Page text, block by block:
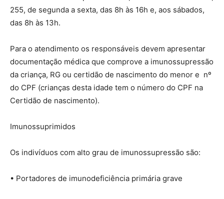
255, de segunda a sexta, das 8h às 16h e, aos sábados,
das 8h às 13h.
Para o atendimento os responsáveis devem apresentar
documentação médica que comprove a imunossupressão
da criança, RG ou certidão de nascimento do menor e nº
do CPF (crianças desta idade tem o número do CPF na
Certidão de nascimento).
Imunossuprimidos
Os indivíduos com alto grau de imunossupressão são:
• Portadores de imunodeficiência primária grave